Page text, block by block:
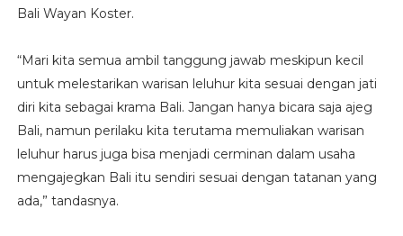
Bali Wayan Koster.
“Mari kita semua ambil tanggung jawab meskipun kecil
untuk melestarikan warisan leluhur kita sesuai dengan jati
diri kita sebagai krama Bali. Jangan hanya bicara saja ajeg
Bali, namun perilaku kita terutama memuliakan warisan
leluhur harus juga bisa menjadi cerminan dalam usaha
mengajegkan Bali itu sendiri sesuai dengan tatanan yang
ada,” tandasnya.